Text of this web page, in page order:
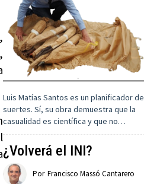
Luis Matías Santos es un planificador de
suertes. Sí, su obra demuestra que la
casualidad es científica y que no…
¿Volverá el INI?
Por Francisco Massó Cantarero